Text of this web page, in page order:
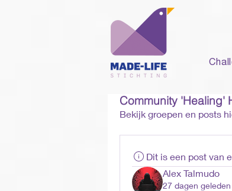
Community 'Healing'
Bekijk groepen en posts
Dit is een post van
Alex Talmudo
27 dagen geleden